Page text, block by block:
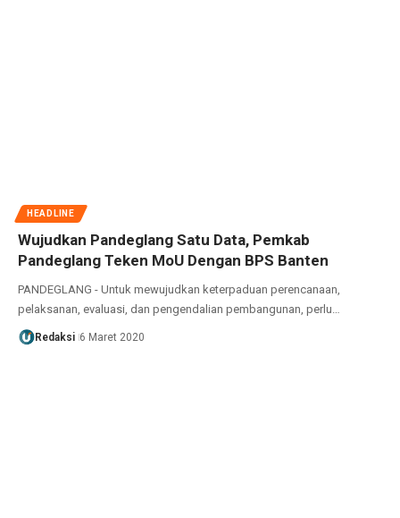
HEADLINE
Wujudkan Pandeglang Satu Data, Pemkab
Pandeglang Teken MoU Dengan BPS Banten
PANDEGLANG - Untuk mewujudkan keterpaduan perencanaan,
pelaksanan, evaluasi, dan pengendalian pembangunan, perlu…
Redaksi 6 Maret 2020